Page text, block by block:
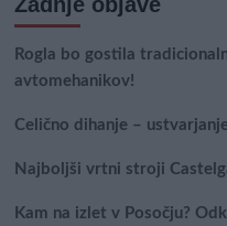
Rogla bo gostila
avtomehanikov!
Celično dihanje –
Najboljši vrtni stroji
Kam na izlet v Posočju?